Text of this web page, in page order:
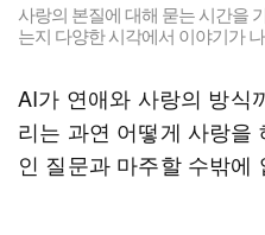
사랑의 본질에 대해 묻는 시간을
는지 다양한 시각에서 이야기가
AI가 연애와 사랑의 방식
리는 과연 어떻게 사랑을
인 질문과 마주할 수밖에